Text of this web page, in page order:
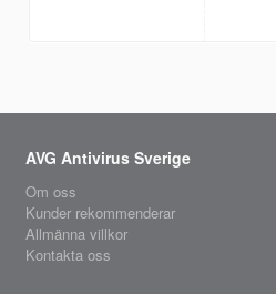
AVG Antivirus Sverige
Om oss
Kunder rekommenderar
Allmänna villkor
Kontakta oss